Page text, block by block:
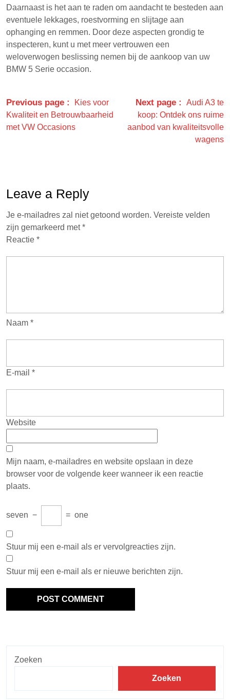
Daarnaast is het aan te raden om aandacht te besteden aan
eventuele lekkages, roestvorming en slijtage aan
ophanging en remmen. Door deze aspecten grondig te
inspecteren, kunt u met meer vertrouwen een
weloverwogen beslissing nemen bij de aankoop van uw
BMW 5 Serie occasion.
Previous page
Kies voor
Kwaliteit en Betrouwbaarheid
met VW Occasions
Next page
Audi A3 te
koop: Ontdek ons ruime
aanbod van kwaliteitsvolle
wagens
Leave a Reply
Je e-mailadres zal niet getoond worden. Vereiste velden
zijn gemarkeerd met*
Reactie *
Naam *
E-mail *
Website
Mijn naam, e-mailadres en website opslaan in deze
browser voor de volgende keer wanneer ik een reactie
plaats.
seven − = one
Stuur mij een e-mail als er vervolgreacties zijn.
Stuur mij een e-mail als er nieuwe berichten zijn.
Zoeken
Zoeken